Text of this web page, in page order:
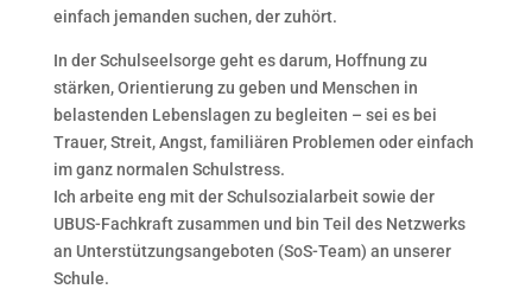
einfach jemanden suchen, der zuhört.
In der Schulseelsorge geht es darum, Hoffnung zu
stärken, Orientierung zu geben und Menschen in
belastenden Lebenslagen zu begleiten – sei es bei
Trauer, Streit, Angst, familiären Problemen oder einfach
im ganz normalen Schulstress.
Ich arbeite eng mit der Schulsozialarbeit sowie der
UBUS-Fachkraft zusammen und bin Teil des Netzwerks
an Unterstützungsangeboten (SoS-Team) an unserer
Schule.